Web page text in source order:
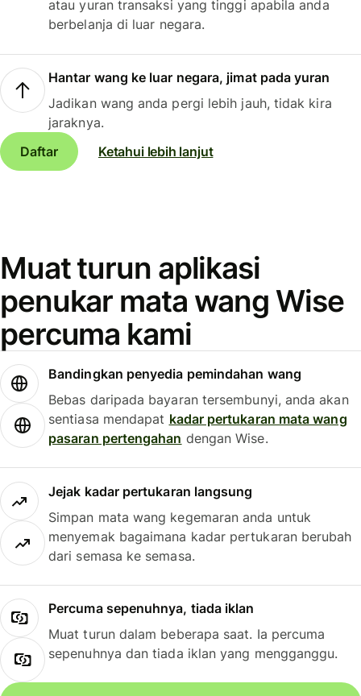
atau yuran transaksi yang tinggi apabila anda
berbelanja di luar negara.
Hantar wang ke luar negara, jimat pada yuran
Jadikan wang anda pergi lebih jauh, tidak kira
jaraknya.
Daftar
Ketahui lebih lanjut
Muat turun aplikasi
penukar mata wang Wise
percuma kami
Bandingkan penyedia pemindahan wang
Bebas daripada bayaran tersembunyi, anda akan
sentiasa mendapat kadar pertukaran mata wang
pasaran pertengahan dengan Wise.
Jejak kadar pertukaran langsung
Simpan mata wang kegemaran anda untuk
menyemak bagaimana kadar pertukaran berubah
dari semasa ke semasa.
Percuma sepenuhnya, tiada iklan
Muat turun dalam beberapa saat. Ia percuma
sepenuhnya dan tiada iklan yang mengganggu.